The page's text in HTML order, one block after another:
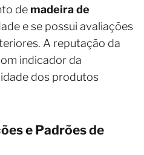
de madeira de
e se possui avaliações
A reputação da
indicador da
dos produtos
e Padrões de